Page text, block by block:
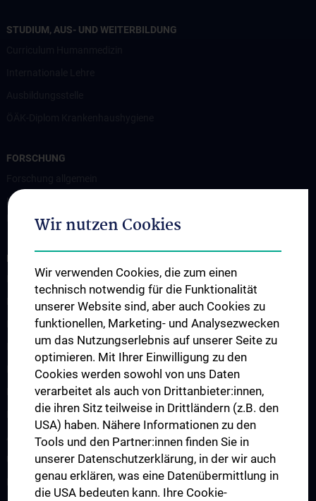
STUDIUM, AUS- UND WEITERBILDUNG
FORSCHUNG
Nationales Referenzzentrum für Gesundheitssystem-assoziierte
Infektionen und Krankenhaushygiene (NRZ HAI und KHH)
INFORMATIONEN FÜR MEDIZINISCHES FACHPERSONAL
Hygienemappe
Krankenhausinfektionen
Hygienekontaktpersonen
Medizinprodukte
Meldepflichtige Krankheiten
Hygiene- & Desinfektionspläne
Hygienebegehungen
Ausbruchssituation
Umgebungsuntersuchungen
Neu-, Zu- und Umbauten
Wir nutzen Cookies
Wir verwenden Cookies, die zum einen
technisch notwendig für die Funktionalität
unserer Website sind, aber auch Cookies zu
funktionellen, Marketing- und Analysezwecken
um das Nutzungserlebnis auf unserer Seite zu
optimieren. Mit Ihrer Einwilligung zu den
Cookies werden sowohl von uns Daten
verarbeitet als auch von Drittanbieter:innen,
die ihren Sitz teilweise in Drittländern (z.B. den
USA) haben. Nähere Informationen zu den
Tools und den Partner:innen finden Sie in
unserer Datenschutzerklärung, in der wir auch
genau erklären, was eine Datenübermittlung in
die USA bedeuten kann. Ihre Cookie-